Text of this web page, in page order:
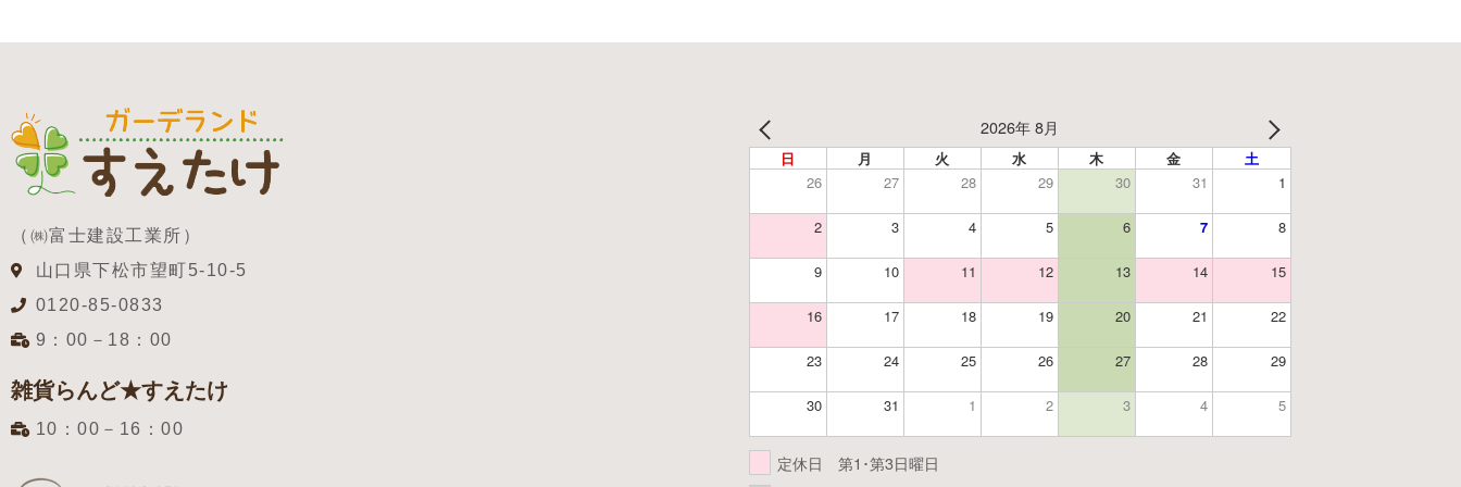
（㈱富士建設工業所）
山口県下松市望町5-10-5
0120-85-0833
9：00－18：00
雑貨らんど★すえたけ
10：00－16：00
2026年 8月
日 月 火 水 木 金
土
26
27 28 29 30 31 1
2 3 4 5 6 7 8
9 10 11 12 13 14 15
16 17 18 19 20 21 22
23 24 25 26 27 28 29
30 31 1 2 3 4 5
定休日 第1･第3日曜日